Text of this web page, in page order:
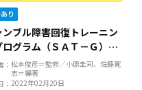
ンブル障害回復トレーニン
ログラム（ＳＡＴ－Ｇ）活
イドブック
松本俊彦＝監修／小原圭司、佐藤寛
志＝編著
： 2022年02月20日